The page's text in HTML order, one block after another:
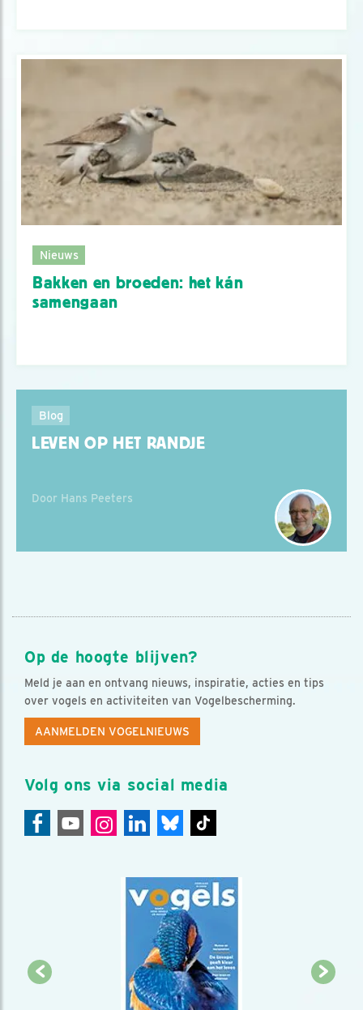
Nieuws
Bakken en broeden: het kán
samengaan
Blog
LEVEN OP HET RANDJE
Door Hans Peeters
Op de hoogte blijven?
Meld je aan en ontvang nieuws, inspiratie, acties en tips
over vogels en activiteiten van Vogelbescherming.
AANMELDEN VOGELNIEUWS
Volg ons via social media